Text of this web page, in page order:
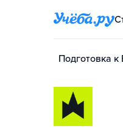
Подготовка